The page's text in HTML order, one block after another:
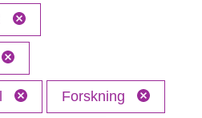
Forskning